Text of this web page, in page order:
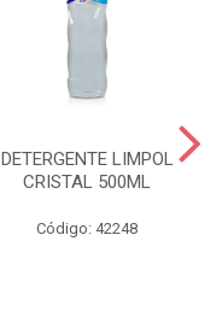
DETERGENTE LIMPOL
CRISTAL 500ML
Código: 42248